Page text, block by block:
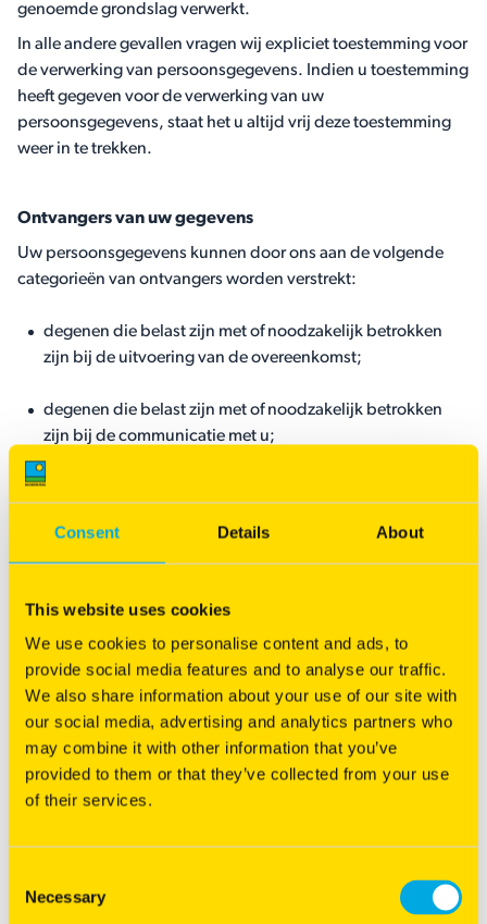
Consent Details About
This website uses cookies
We use cookies to personalise content and ads, to
provide social media features and to analyse our traffic.
We also share information about your use of our site with
our social media, advertising and analytics partners who
may combine it with other information that you’ve
provided to them or that they’ve collected from your use
of their services.
Selection
Necessary
genoemde grondslag verwerkt.
In alle andere gevallen vragen wij expliciet toestemming voor
de verwerking van persoonsgegevens. Indien u toestemming
heeft gegeven voor de verwerking van uw
persoonsgegevens, staat het u altijd vrij deze toestemming
weer in te trekken.
Ontvangers van uw gegevens
Uw persoonsgegevens kunnen door ons aan de volgende
categorieën van ontvangers worden verstrekt:
degenen die belast zijn met of noodzakelijk betrokken
zijn bij de uitvoering van de overeenkomst;
degenen die belast zijn met of noodzakelijk betrokken
zijn bij de communicatie met u;
anderen, indien u daarvoor ondubbelzinnig
anderen, indien de gegevensverwerking noodzakelijk is
Barenbrug;
anderen, indien de gegevens (uitsluitend) worden
verwerkt voor statistische of historische doeleinden.
Beveiliging
passende technische en organisatorische maatregelen
verwerking van uw persoonsgegevens tegen te gaan.